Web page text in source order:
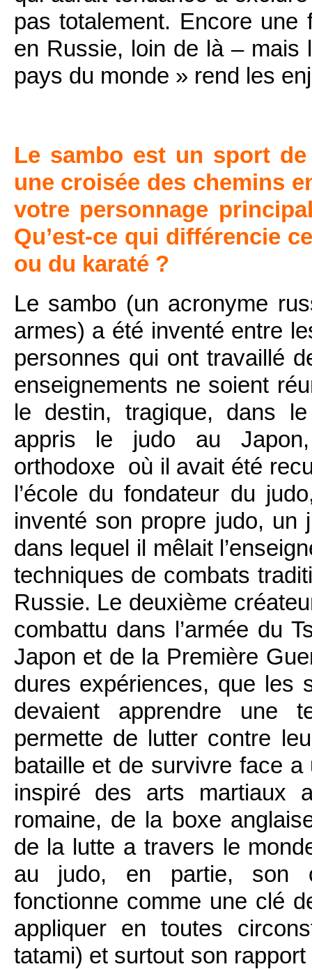
pas totalement. Encore une
en Russie, loin de là – mais
pays du monde » rend les
Le sambo est un sport
une croisée des chemins
votre personnage
Qu’est-ce qui différencie
ou du karaté ?
Le sambo (un acronyme
armes) a été inventé entre
personnes qui ont travaillé
enseignements ne soient
le destin, tragique, dans
appris le judo au
orthodoxe où il avait été
l’école du fondateur du
inventé son propre judo, un
dans lequel il mêlait
techniques de combats
Russie. Le deuxième
combattu dans l’armée du
Japon et de la Première
dures expériences, que les
devaient apprendre une
permette de lutter contre
bataille et de survivre face a
inspiré des arts martiaux
romaine, de la boxe
de la lutte a travers le
au judo, en partie, son
fonctionne comme une clé
appliquer en toutes
tatami) et surtout son